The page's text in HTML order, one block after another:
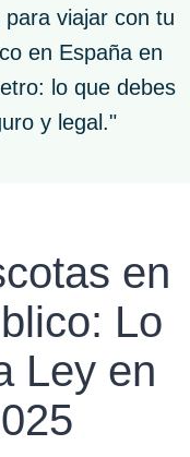
viajar con tu
en España en
lo que debes
y legal."
en
Lo
Ley en